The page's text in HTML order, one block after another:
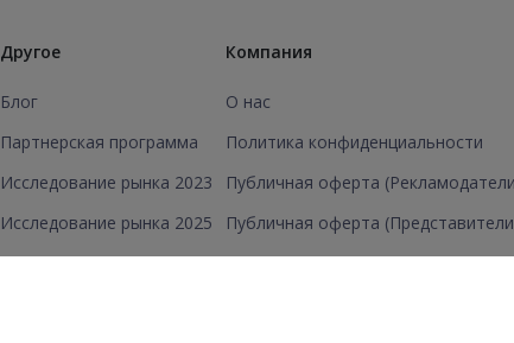
Другое
Блог
Партнерская программа
Исследование рынка 2023
Исследование рынка 2025
Компания
О нас
Политика конфиденциальности
Публичная оферта
Публичная оферта